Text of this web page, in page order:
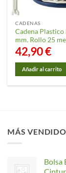
la
página
producto
CADENAS
Cadena
mm. Rollo 25
42,90€
Añadir al carrito
MÁS
Bolsa